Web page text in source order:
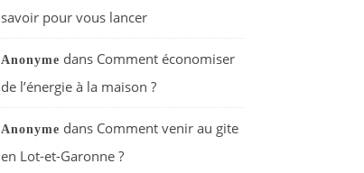
savoir pour vous lancer
Anonyme dans Comment économiser
de l’énergie à la maison ?
Anonyme dans Comment venir au gite
en Lot-et-Garonne ?